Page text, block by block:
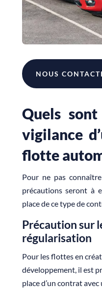
NOUS
Quels
vigilance
flotte
Pour ne pas
précautions seront à
place de ce type de
Précaution sur
régularisation
Pour les flottes en
développement, il est
place d’un contrat